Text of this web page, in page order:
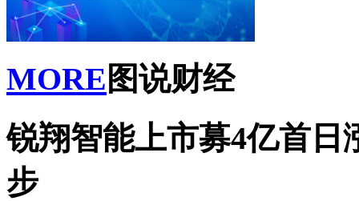
MORE 图说财经
锐翔智能上市募4亿首
步